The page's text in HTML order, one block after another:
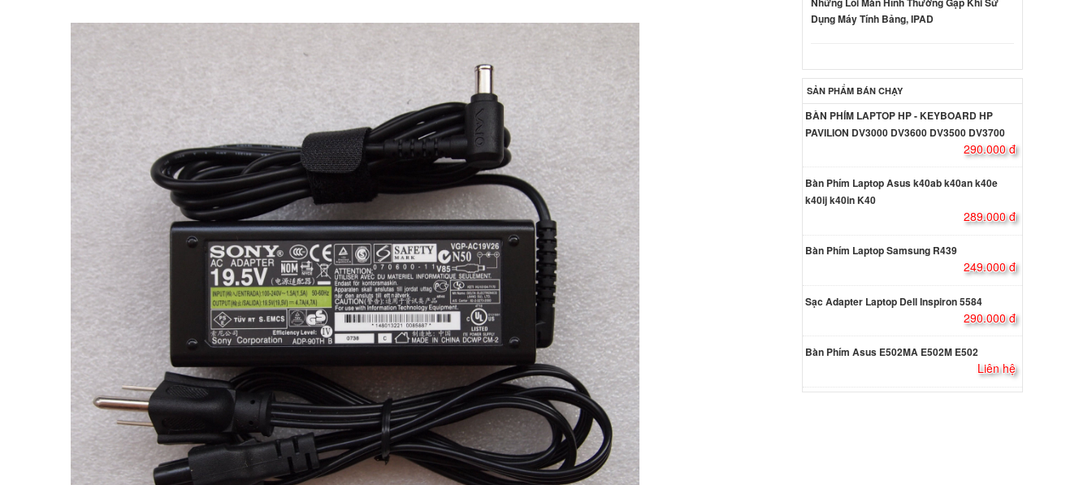
Vaio 19.5V 6.2A 120W
Sạc Adapter Laptop Sony
Vaio VGP-AC19V16
Sạc Adapter Laptop Sony
Vaio VGP-AC19V71
Sạc Laptop Sony Vaio
19.5V 2A Không Cổng USB
Sạc Laptop Sony Vaio
Sạc Laptop Sony Vaio
Dụng Máy Tính Bảng, IPAD
SẢN PHẨM BÁN CHẠY
BÀN PHÍM LAPTOP HP - KEYBOARD HP
PAVILION DV3000 DV3600 DV3500 DV3700
290.000 đ
Bàn Phím Laptop Asus k40ab k40an k40e
k40ij k40in K40
289.000 đ
Bàn Phím Laptop Samsung R439
249.000 đ
Sạc Adapter Laptop Dell Inspiron 5584
290.000 đ
Bàn Phím Asus E502MA E502M E502
Liên hệ